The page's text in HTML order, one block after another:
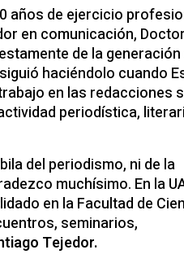
años de ejercicio
en comunicación,
de la generación
haciéndolo cuando
en las redacciones
periodística,
del periodismo, ni de la
muchísimo. En la
en la Facultad de
seminarios,
Tejedor.